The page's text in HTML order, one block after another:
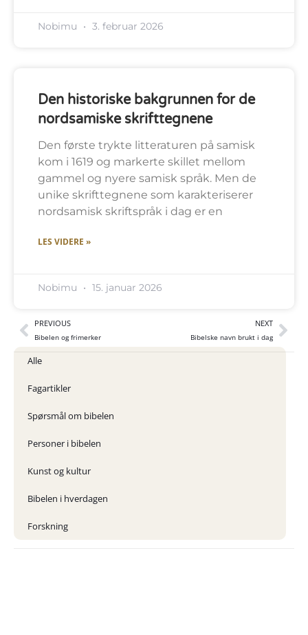
Nobimu 3. februar 2026
Den historiske bakgrunnen for de
nordsamiske skrifttegnene
Den første trykte litteraturen på samisk
kom i 1619 og markerte skillet mellom
gammel og nyere samisk språk. Men de
unike skrifttegnene som karakteriserer
nordsamisk skriftspråk i dag er en
LES VIDERE »
Nobimu 15. januar 2026
PREVIOUS
Bibelen og frimerker
NEXT
Bibelske navn brukt i dag
Alle
Fagartikler
Spørsmål om bibelen
Personer i bibelen
Kunst og kultur
Bibelen i hverdagen
Forskning